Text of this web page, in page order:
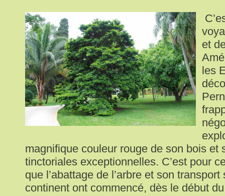
et
les
magnifique couleur rouge de son bois et
tinctoriales exceptionnelles. C’est pour
que l’abattage de l’arbre et son
continent ont commencé, dès le début